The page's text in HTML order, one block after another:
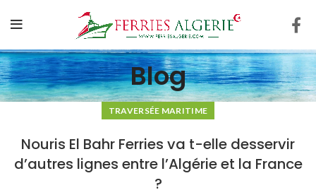
Blog
TRAVERSÉE MARITIME
Nouris El Bahr Ferries va t-elle desservir
d’autres lignes entre l’Algérie et la France
?